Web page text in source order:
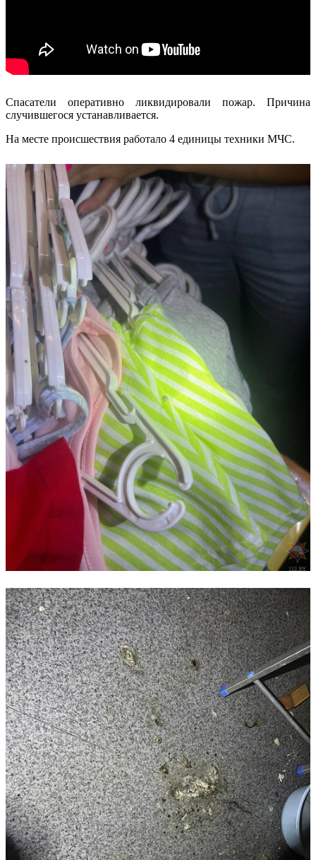
Спасатели оперативно ликвидировали пожар. Причина
случившегося устанавливается.
На месте происшествия работало 4 единицы техники МЧС.